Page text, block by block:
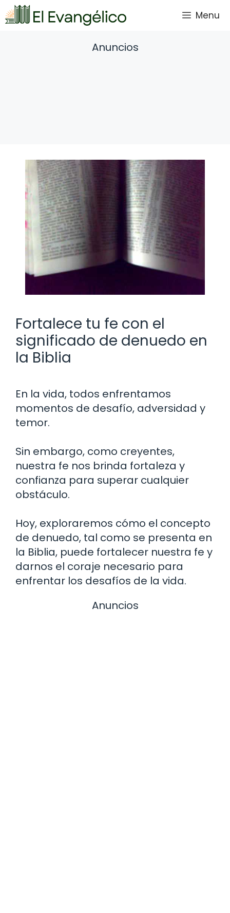
Saltar
al
Menu
Anuncios
Fortalece tu fe con el
significado de denuedo en
la Biblia
En la vida, todos enfrentamos
momentos de desafío, adversidad y
temor.
Sin embargo, como creyentes,
nuestra fe nos brinda fortaleza y ​​
confianza para superar cualquier
obstáculo.
Hoy, exploraremos cómo el concepto
de denuedo, tal como se presenta en
la Biblia, puede fortalecer nuestra fe y
darnos el coraje necesario para
enfrentar los desafíos de la vida.
Anuncios